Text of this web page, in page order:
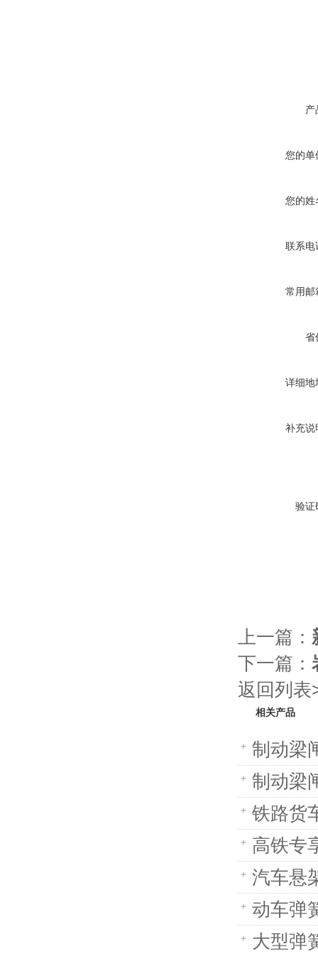
产
您的单
您的姓
联系电
常用邮
省
详细地
补充说
验证
上一篇：
下一篇：
返回列表
相关产品
制动梁
制动梁
铁路货
高铁专
汽车悬
动车弹
大型弹